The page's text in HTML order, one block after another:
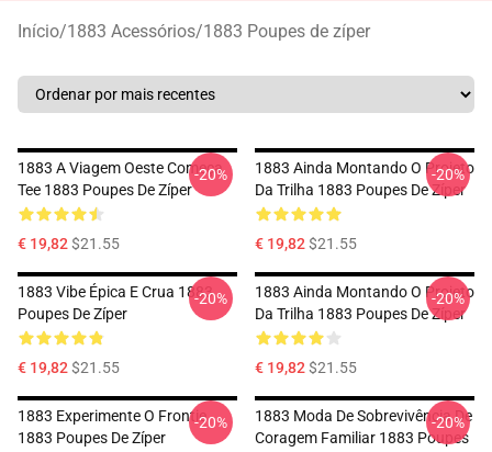
Início/1883 Acessórios/1883 Poupes de zíper
1883 A Viagem Oeste Começa
Tee 1883 Poupes De Zíper
€ 19,82$21.55
-20%
1883 Ainda Montando O Projeto
Da Trilha 1883 Poupes De Zíper
€ 19,82$21.55
-20%
1883 Vibe Épica E Crua 1883
Poupes De Zíper
€ 19,82$21.55
-20%
1883 Ainda Montando O Projeto
Da Trilha 1883 Poupes De Zíper
€ 19,82$21.55
-20%
1883 Experimente O Frontie
1883 Poupes De Zíper
-20%
1883 Moda De Sobrevivência De
Coragem Familiar 1883 Poupes
-20%